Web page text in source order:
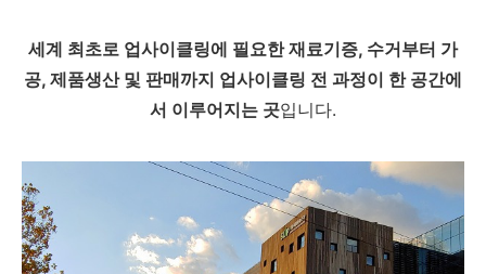
세계 최초로 업사이클링에 필요한 재료기증, 수거부터 가
공, 제품생산 및 판매까지 업사이클링 전 과정이 한 공간에
서 이루어지는 곳입니다.